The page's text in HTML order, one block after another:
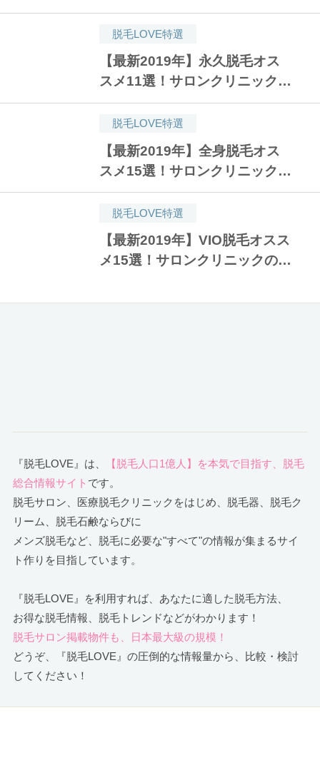
クのおすすめ人気ランキング15
脱毛LOVE特選
【最新2019年】永久脱毛オス
スメ11選！サロンクリニックの
口コミ人気ランキング！安い医
療脱毛はどこ？
脱毛LOVE特選
【最新2019年】全身脱毛オス
スメ15選！サロンクリニックの
口コミ人気ランキング！安い医
療脱毛はどこ？
脱毛LOVE特選
【最新2019年】VIO脱毛オスス
メ15選！サロンクリニックの口
れる安い医療脱毛はどこ？
『脱毛LOVE』は、
【脱毛人口1億人】を本気で目指す、脱毛
総合情報サイト です。
脱毛サロン、医療脱毛クリニックをはじめ、脱毛器、脱毛ク
リーム、脱毛石鹸ならびに
メンズ脱毛など、脱毛に必要な"すべて"の情報が集まるサイ
ト作りを目指しています。
『脱毛LOVE』を利用すれば、あなたに適した脱毛方法、
お得な脱毛情報、脱毛トレンドなどがわかります！
脱毛サロン掲載物件も、日本最大級の規模！
どうぞ、『脱毛LOVE』の圧倒的な情報量から、比較・検討
してください！